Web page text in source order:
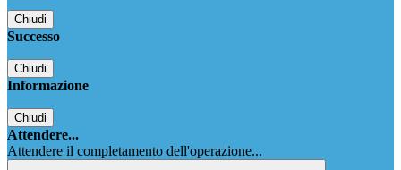
Chiudi
Successo
Chiudi
Informazione
Chiudi
Attendere...
Attendere il completamento dell'operazione...